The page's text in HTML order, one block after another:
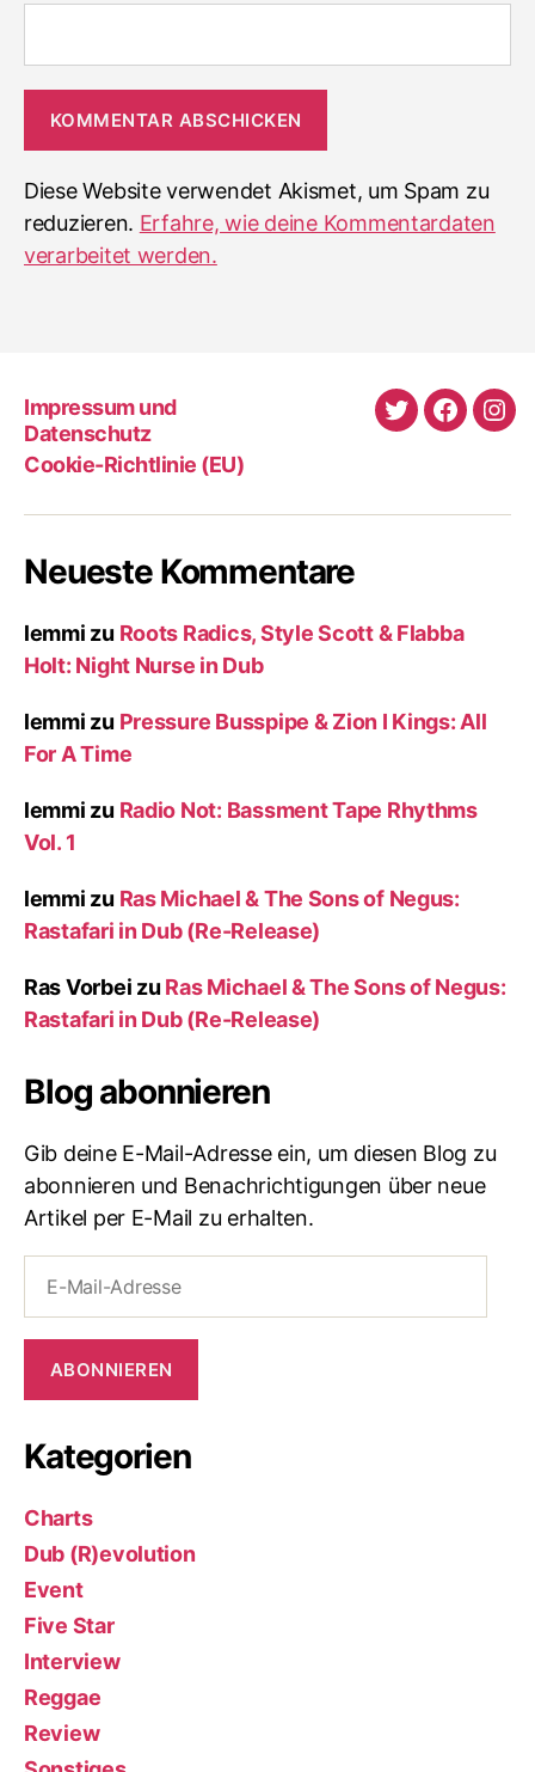
Diese Website verwendet Akismet, um Spam zu
reduzieren. Erfahre, wie deine Kommentardaten
verarbeitet werden.
Impressum und
Datenschutz
Cookie-Richtlinie (EU)
Twitter
Neueste Kommentare
lemmi zu Roots Radics, Style Scott & Flabba
Holt: Night Nurse in Dub
lemmi zu Pressure Busspipe & Zion I Kings: All
For A Time
lemmi zu Radio Not: Bassment Tape Rhythms
Vol. 1
lemmi zu Ras Michael & The Sons of Negus:
Rastafari in Dub (Re-Release)
Ras Vorbei zu Ras Michael & The Sons of Negus:
Rastafari in Dub (Re-Release)
Blog abonnieren
Gib deine E-Mail-Adresse ein, um diesen Blog zu
abonnieren und Benachrichtigungen über neue
Artikel per E-Mail zu erhalten.
Mail-
ABONNIEREN
Kategorien
Charts
Dub (R)evolution
Event
Five Star
Interview
Reggae
Review